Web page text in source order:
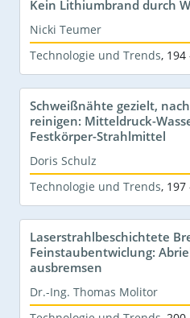
Kein Lithiumbrand durch
Nicki Teumer
Technologie und Trends, 194
Schweißnähte gezielt,
reinigen: Mitteldruck-
Festkörper-Strahlmittel
Doris Schulz
Technologie und Trends, 197
Laserstrahlbeschichtete
Feinstaubentwiclung:
ausbremsen
Dr.-Ing. Thomas Molitor